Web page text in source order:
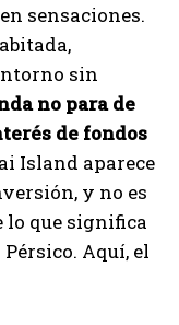
sensaciones.
sin
no para de
de fondos
Island aparece
y no es
lo que significa
Aquí, el